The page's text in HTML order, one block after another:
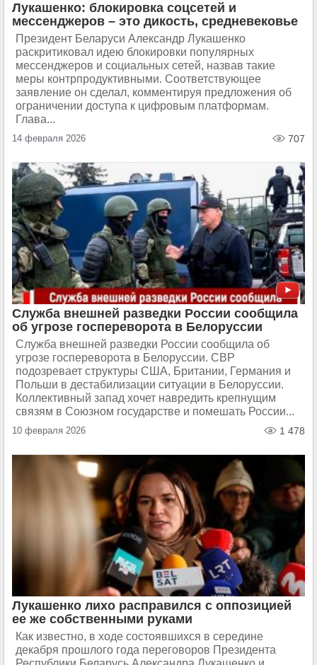
Лукашенко: блокировка соцсетей и
мессенджеров – это дикость, средневековье
Президент Беларуси Александр Лукашенко
раскритиковал идею блокировки популярных
мессенджеров и социальных сетей, назвав такие
меры контрпродуктивными. Соответствующее
заявление он сделал, комментируя предложения об
ограничении доступа к цифровым платформам.
Глава...
14 февраля 2026 707
Служба внешней разведки России сообщила
об угрозе госпереворота в Белоруссии
Служба внешней разведки России сообщила об
угрозе госпереворота в Белоруссии. СВР
подозревает структуры США, Британии, Германия и
Польши в дестабилизации ситуации в Белоруссии.
Коллективный запад хочет навредить крепнущим
связям в Союзном государстве и помешать России...
10 февраля 2026 1 478
Лукашенко лихо расправился с оппозицией
ее же собственными руками
Как известно, в ходе состоявшихся в середине
декабря прошлого года переговоров Президента